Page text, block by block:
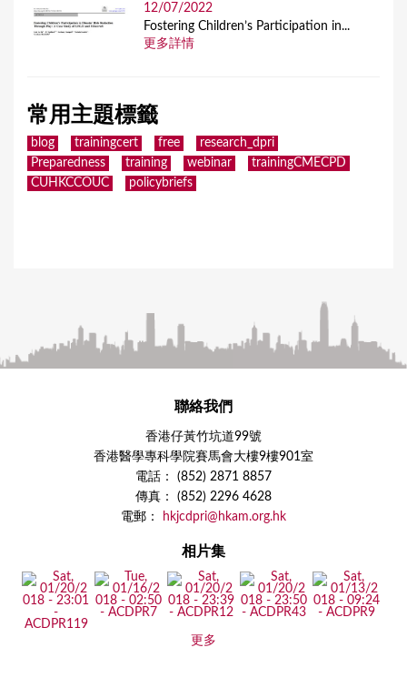
12/07/2022
Fostering Children’s Participation in...
更多詳情
常用主題標籤
blog trainingcert free
research_dpri
Preparedness
training webinar
trainingCMECPD
CUHKCCOUC
policybriefs
聯絡我們
香港仔黃竹坑道99號
香港醫學專科學院賽馬會大樓9樓901室
電話： (852) 2871 8857
傳真： (852) 2296 4628
電郵：
hkjcdpri@hkam.org.hk
相片集
更多